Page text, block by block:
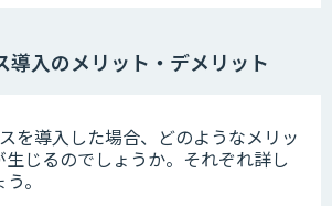
導入のメリット・デメリット
を導入した場合、どのようなメリッ
生じるのでしょうか。それぞれ詳し
。